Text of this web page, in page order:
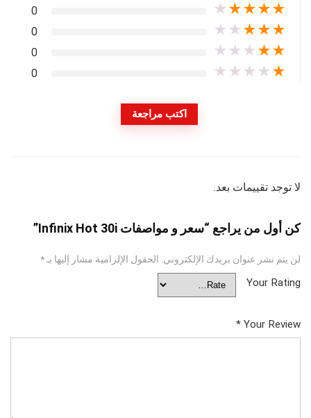
★
★
★
★
★
0
★
★
★
★
★
0
★
★
★
★
★
0
★
★
★
★
★
0
اكتب مراجعة
لا توجد تقييمات بعد.
كن أول من يراجع “سعر و مواصفات Infinix Hot 30i”
لن يتم نشر عنوان بريدك الإلكتروني. الحقول الإلزامية مشار إليها بـ*
Your Rating
Your Review
*